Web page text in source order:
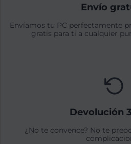
Envío
Envíamos tu PC perfectamente
gratis para ti a cualquier
Devolución
¿No te convence? No te